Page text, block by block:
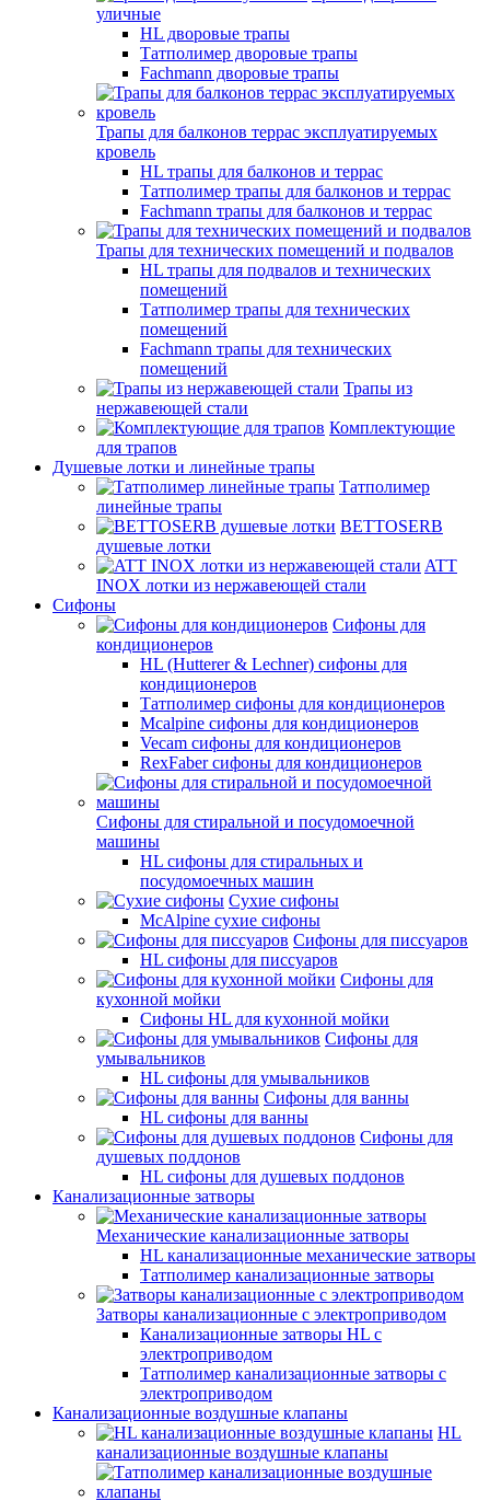
уличные
HL дворовые трапы
Татполимер дворовые трапы
Fachmann дворовые трапы
Трапы для балконов террас эксплуатируемых
кровель
HL трапы для балконов и террас
Татполимер трапы для балконов и террас
Fachmann трапы для балконов и террас
Трапы для технических помещений и подвалов
HL трапы для подвалов и технических
помещений
Татполимер трапы для технических
помещений
Fachmann трапы для технических
помещений
Трапы из
нержавеющей стали
Комплектующие
для трапов
Душевые лотки и линейные трапы
Татполимер
линейные трапы
BETTOSERB
душевые лотки
ATT
INOX лотки из нержавеющей стали
Сифоны
Сифоны для
кондиционеров
HL (Hutterer & Lechner) сифоны для
кондиционеров
Татполимер сифоны для кондиционеров
Mcalpine сифоны для кондиционеров
Vecam сифоны для кондиционеров
RexFaber сифоны для кондиционеров
Сифоны для стиральной и посудомоечной
машины
HL сифоны для стиральных и
посудомоечных машин
Сухие сифоны
McAlpine сухие сифоны
Сифоны для писсуаров
HL сифоны для писсуаров
Сифоны для
кухонной мойки
Сифоны HL для кухонной мойки
Сифоны для
умывальников
HL сифоны для умывальников
Сифоны для ванны
HL сифоны для ванны
Сифоны для
душевых поддонов
HL сифоны для душевых поддонов
Канализационные затворы
Механические канализационные затворы
HL канализационные механические затворы
Татполимер канализационные затворы
Затворы канализационные с электроприводом
Канализационные затворы HL с
электроприводом
Татполимер канализационные затворы с
электроприводом
Канализационные воздушные клапаны
HL
канализационные воздушные клапаны